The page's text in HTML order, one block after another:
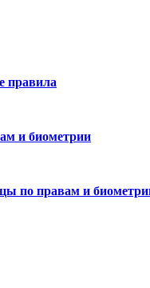
правила
и биометрии
по правам и